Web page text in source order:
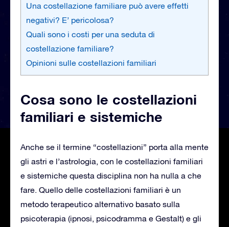
Una costellazione familiare può avere effetti
negativi? E’ pericolosa?
Quali sono i costi per una seduta di
costellazione familiare?
Opinioni sulle costellazioni familiari
Cosa sono le costellazioni
familiari e sistemiche
Anche se il termine “costellazioni” porta alla mente
gli astri e l’astrologia, con le costellazioni familiari
e sistemiche questa disciplina non ha nulla a che
fare. Quello delle costellazioni familiari è un
metodo terapeutico alternativo basato sulla
psicoterapia (ipnosi, psicodramma e Gestalt) e gli